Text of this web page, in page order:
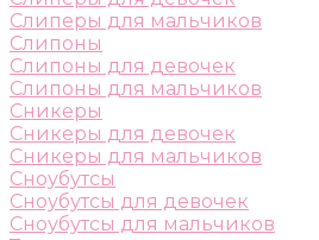
Слиперы для мальчиков
Слипоны
Слипоны для девочек
Слипоны для мальчиков
Сникеры
Сникеры для девочек
Сникеры для мальчиков
Сноубутсы
Сноубутсы для девочек
Сноубутсы для мальчиков